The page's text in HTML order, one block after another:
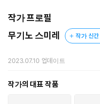
작가 프로필
무기노 스미레
작가 신간
2023.07.10업데이트
작가의 대표 작품